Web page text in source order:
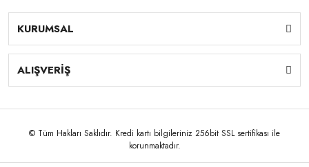
KURUMSAL
ALIŞVERİŞ
© Tüm Hakları Saklıdır. Kredi kartı bilgileriniz 256bit SSL sertifikası ile
korunmaktadır.